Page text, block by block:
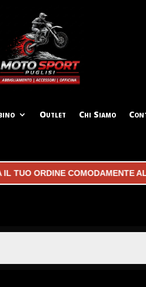
Outlet Chi Siamo
ORDINE COMODAMENTE ALLA